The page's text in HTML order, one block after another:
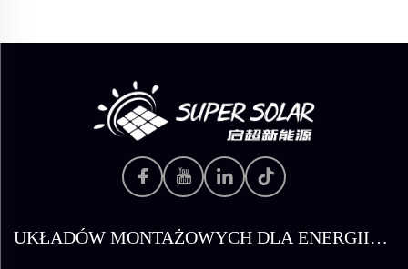
UKŁADÓW MONTAŻOWYCH DLA ENERGII